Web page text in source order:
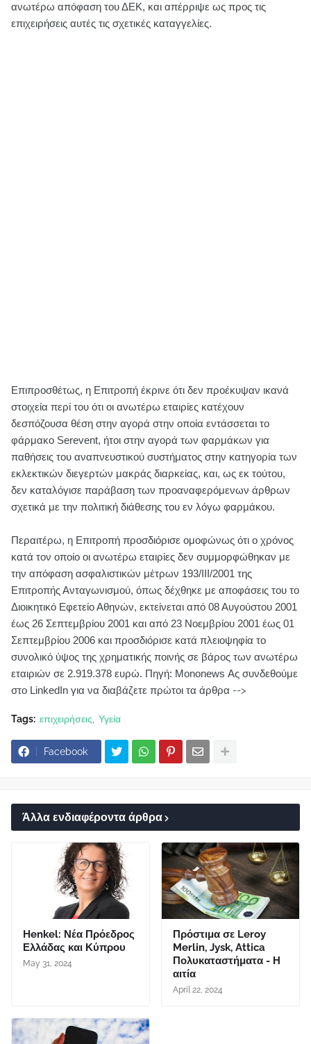
ανωτέρω απόφαση του ΔΕΚ, και απέρριψε ως προς τις
επιχειρήσεις αυτές τις σχετικές καταγγελίες.
Επιπροσθέτως, η Επιτροπή έκρινε ότι δεν προέκυψαν ικανά
στοιχεία περί του ότι οι ανωτέρω εταιρίες κατέχουν
δεσπόζουσα θέση στην αγορά στην οποία εντάσσεται το
φάρμακο Serevent, ήτοι στην αγορά των φαρμάκων για
παθήσεις του αναπνευστικού συστήματος στην κατηγορία των
εκλεκτικών διεγερτών μακράς διαρκείας, και, ως εκ τούτου,
δεν καταλόγισε παράβαση των προαναφερόμενων άρθρων
σχετικά με την πολιτική διάθεσης του εν λόγω φαρμάκου.
Περαιτέρω, η Επιτροπή προσδιόρισε ομοφώνως ότι ο χρόνος
κατά τον οποίο οι ανωτέρω εταιρίες δεν συμμορφώθηκαν με
την απόφαση ασφαλιστικών μέτρων 193/ΙΙΙ/2001 της
Επιτροπής Ανταγωνισμού, όπως δέχθηκε με αποφάσεις του το
Διοικητικό Εφετείο Αθηνών, εκτείνεται από 08 Αυγούστου 2001
έως 26 Σεπτεμβρίου 2001 και από 23 Νοεμβρίου 2001 έως 01
Σεπτεμβρίου 2006 και προσδιόρισε κατά πλειοψηφία το
συνολικό ύψος της χρηματικής ποινής σε βάρος των ανωτέρω
εταιριών σε 2.919.378 ευρώ. Πηγή: Mononews Ας συνδεθούμε
στο LinkedIn για να διαβάζετε πρώτοι τα άρθρα -->
Tags: επιχειρήσεις Υγεία
Facebook
Άλλα ενδιαφέροντα άρθρα
Henkel: Νέα Πρόεδρος
Ελλάδας και Κύπρου
May 31, 2024
Πρόστιμα σε Leroy
Merlin, Jysk, Attica
Πολυκαταστήματα - Η
αιτία
April 22, 2024